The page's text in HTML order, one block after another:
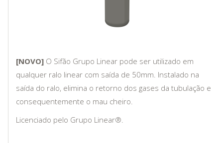
[NOVO] O Sifão Grupo Linear pode ser utilizado em
qualquer ralo linear com saída de 50mm. Instalado na
saída do ralo, elimina o retorno dos gases da tubulação e
consequentemente o mau cheiro.
Licenciado pelo Grupo Linear®.